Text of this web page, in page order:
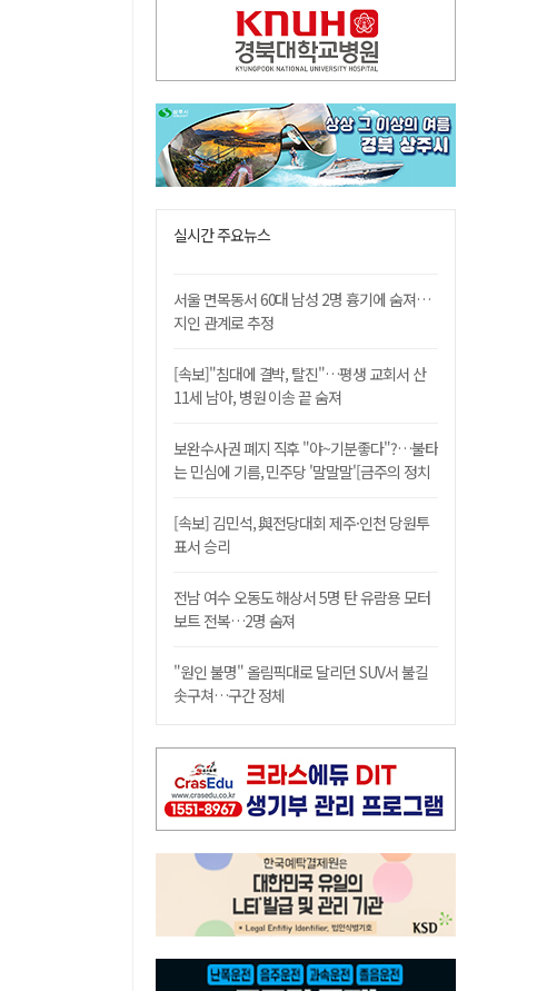
실시간 주요뉴스
서울 면목동서 60대 남성 2명 흉기에 숨져…
지인 관계로 추정
[속보]"침대에 결박, 탈진"…평생 교회서 산
11세 남아, 병원 이송 끝 숨져
보완수사권 폐지 직후 "야~기분좋다"?…불타
는 민심에 기름, 민주당 '말말말'[금주의 정치
[속보] 김민석, 與전당대회 제주·인천 당원투
표서 승리
전남 여수 오동도 해상서 5명 탄 유람용 모터
보트 전복…2명 숨져
"원인 불명" 올림픽대로 달리던 SUV서 불길
솟구쳐…구간 정체